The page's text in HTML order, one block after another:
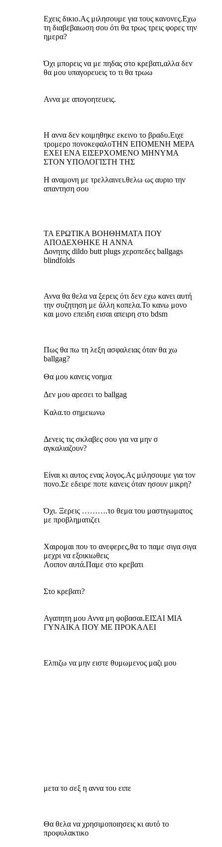
Εχεις δικιο.Ας μιλησουμε για τους κανονες.Εχω
τη διαβεβαιωση σου ότι θα τρως τρεις φορες την
ημερα?
Όχι μπορεις να με πηδας στο κρεβατι,αλλα δεν
θα μου υπαγορευεις το τι θα τρωω
Αννα με απογοητευεις.
Η αννα δεν κοιμηθηκε εκεινο το βραδυ.Ειχε
τρομερο πονοκεφαλοΤΗΝ ΕΠΟΜΕΝΗ ΜΕΡΑ
ΕΧΕΙ ΕΝΑ ΕΙΣΕΡΧΟΜΕΝΟ ΜΗΝΥΜΑ
ΣΤΟΝ ΥΠΟΛΟΓΙΣΤΗ ΤΗΣ
Η αναμονη με τρελλαινει.θελω ως αυριο την
απαντηση σου
ΤΑ ΕΡΩΤΙΚΑ ΒΟΗΘΗΜΑΤΑ ΠΟΥ
ΑΠΟΔΕΧΘΗΚΕ Η ΑΝΝΑ
Δονητης dildo butt plugs χεροπεδες ballgags
blindfolds
Αννα θα θελα να ξερεις ότι δεν εχω κανει αυτή
την συζητηση με άλλη κοπελα.Το κανω μονο
και μονο επειδη εισαι απειρη στο bdsm
Πως θα πω τη λεξη ασφαλειας όταν θα χω
ballgag?
Θα μου κανεις νοημα
Δεν μου αρεσει το ballgag
Kαλα.το σημειωνω
Δενεις τις σκλαβες σου για να μην σ
αγκαλιαζουν?
Είναι κι αυτος ενας λογος.Ας μιλησουμε για τον
πονο.Σε εδειρε ποτε κανεις όταν ησουν μικρη?
Όχι. Ξερεις ……….το θεμα του μαστιγωματος
με προβληματιζει
Χαιρομαι που το ανεφερες,θα το παμε σιγα σιγα
μεχρι να εξοικιωθεις
Λοιπον αυτά.Παμε στο κρεβατι
Στο κρεβατι?
Αγαπητη μου Αννα μη φοβασαι.ΕΙΣΑΙ ΜΙΑ
ΓΥΝΑΙΚΑ ΠΟΥ ΜΕ ΠΡΟΚΑΛΕΙ
Ελπιζω να μην ειστε θυμωμενος μαζι μου
μετα το σεξ η αννα του ειπε
Θα θελα να χρησιμοποιησεις κι αυτό το
προφυλακτικο